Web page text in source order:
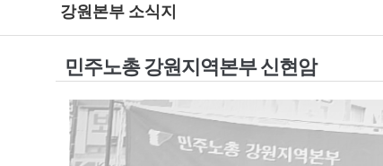
강원본부 소식지
민주노총 강원지역본부 신현암